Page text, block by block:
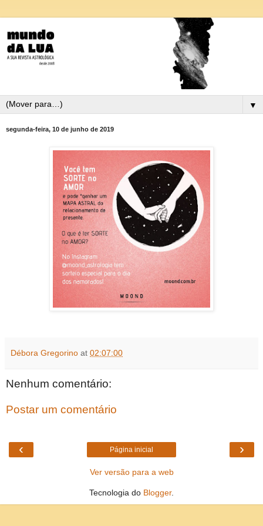
▼
segunda-feira, 10 de junho de 2019
Débora Gregorino at 02:07:00
Nenhum comentário:
Postar um comentário
‹ ›
Página inicial
Ver versão para a web
Tecnologia do Blogger.